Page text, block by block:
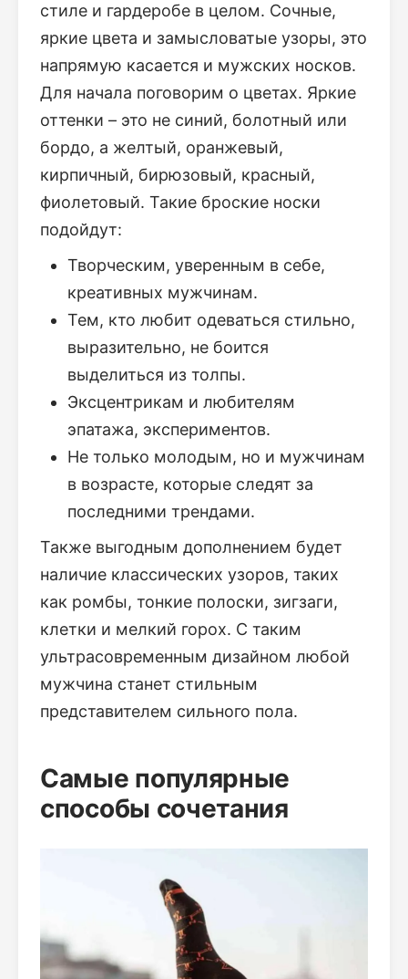
стиле и гардеробе в целом. Сочные,
яркие цвета и замысловатые узоры, это
напрямую касается и мужских носков.
Для начала поговорим о цветах. Яркие
оттенки – это не синий, болотный или
бордо, а желтый, оранжевый,
кирпичный, бирюзовый, красный,
фиолетовый. Такие броские носки
подойдут:
Творческим, уверенным в себе,
креативных мужчинам.
Тем, кто любит одеваться стильно,
выразительно, не боится
выделиться из толпы.
Эксцентрикам и любителям
эпатажа, экспериментов.
Не только молодым, но и мужчинам
в возрасте, которые следят за
последними трендами.
Также выгодным дополнением будет
наличие классических узоров, таких
как ромбы, тонкие полоски, зигзаги,
клетки и мелкий горох. С таким
ультрасовременным дизайном любой
мужчина станет стильным
представителем сильного пола.
Самые популярные
способы сочетания